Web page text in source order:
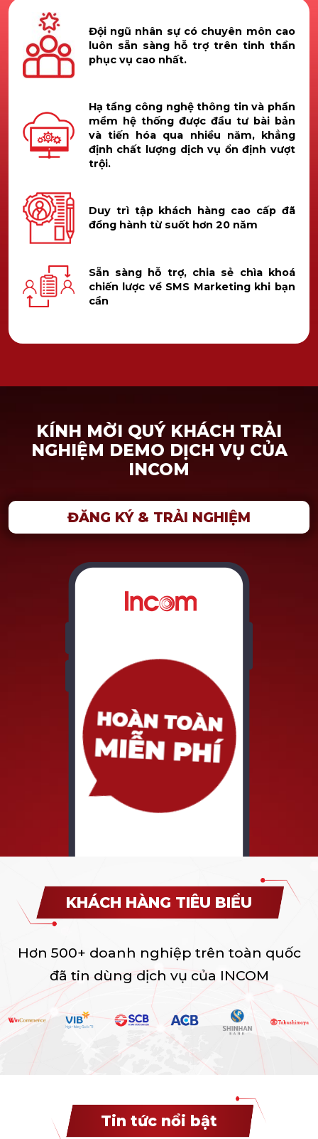
Đội ngũ nhân sự có chuyên môn cao
luôn sẵn sàng hỗ trợ trên tinh thần
phục vụ cao nhất.
Hạ tầng công nghệ thông tin và phần
mềm hệ thống được đầu tư bài bản
và tiến hóa qua nhiều năm, khẳng
định chất lượng dịch vụ ổn định vượt
trội.
Duy trì tập khách hàng cao cấp đã
đồng hành từ suốt hơn 20 năm
Sẵn sàng hỗ trợ, chia sẻ chìa khoá
chiến lược về SMS Marketing khi bạn
cần
KÍNH MỜI QUÝ KHÁCH TRẢI
NGHIỆM DEMO DỊCH VỤ CỦA
INCOM
ĐĂNG KÝ & TRẢI NGHIỆM
KHÁCH HÀNG TIÊU BIỂU
Hơn 500+ doanh nghiệp trên toàn quốc
đã tin dùng dịch vụ của INCOM
Tin tức nổi bật